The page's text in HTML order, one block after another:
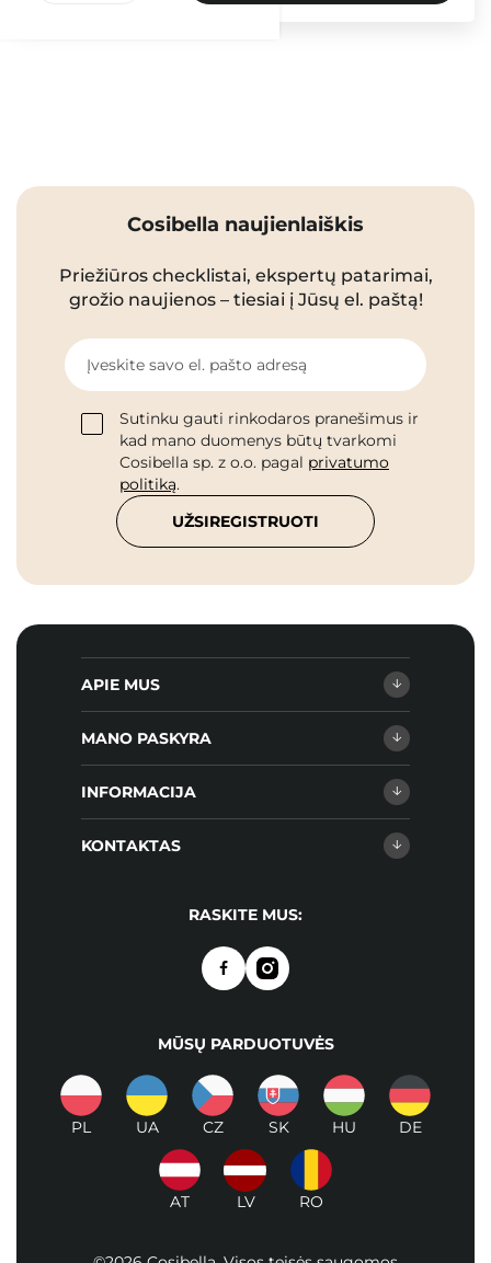
Cosibella naujienlaiškis
Priežiūros checklistai, ekspertų patarimai,
grožio naujienos – tiesiai į Jūsų el. paštą!
Įveskite savo el. pašto adresą
Sutinku gauti rinkodaros pranešimus ir
kad mano duomenys būtų tvarkomi
Cosibella sp. z o.o. pagal privatumo
politiką.
UŽSIREGISTRUOTI
APIE MUS
MANO PASKYRA
INFORMACIJA
KONTAKTAS
RASKITE MUS:
MŪSŲ PARDUOTUVĖS
PL UA CZ SK HU DE
AT LV RO